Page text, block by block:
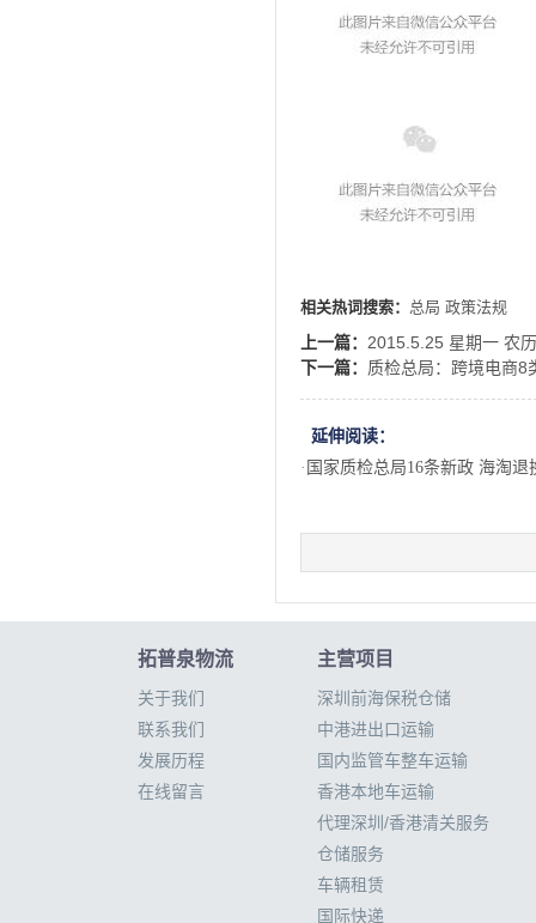
相关热词搜索： 总局 政策法规
上一篇： 2015.5.25 星期一 农
下一篇： 质检总局：跨境电商8
延伸阅读：
· 国家质检总局16条新政 海淘退
拓普泉物流
关于我们
联系我们
发展历程
在线留言
主营项目
深圳前海保税仓储
中港进出口运输
国内监管车整车运输
香港本地车运输
代理深圳/香港清关服务
仓储服务
车辆租赁
国际快递